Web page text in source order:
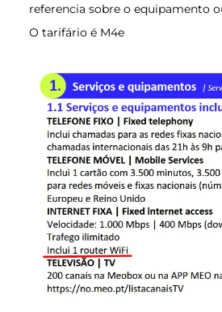
referencia sobre o equipamento
O tarifário é M4e